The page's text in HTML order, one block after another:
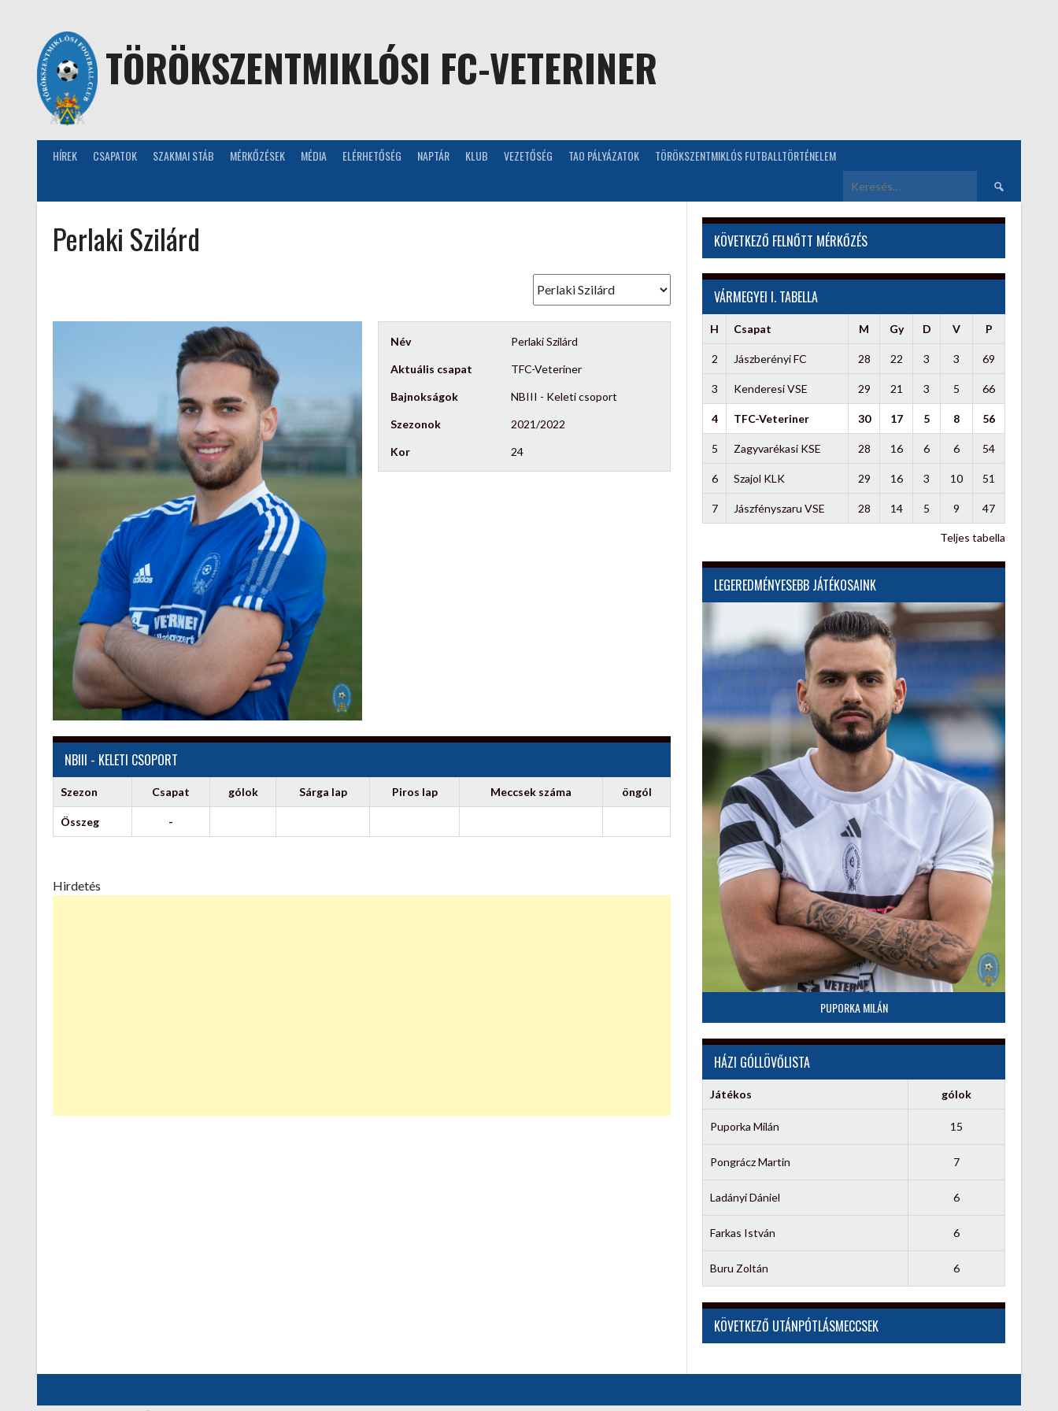
TÖRÖKSZENTMIKLÓSI FC-VETERINER
HÍREK CSAPATOK SZAKMAI STÁB MÉRKŐZÉSEK MÉDIA ELÉRHETŐSÉG NAPTÁR KLUB VEZETŐSÉG TAO PÁLYÁZATOK TÖRÖKSZENTMIKLÓS FUTBALLTÖRTÉNELEM
Keresés:
Perlaki Szilárd
Név Perlaki Szilárd
Aktuális csapat TFC-Veteriner
Bajnokságok NBIII - Keleti csoport
Szezonok 2021/2022
Kor 24
NBIII - KELETI CSOPORT
Szezon Csapat gólok Sárga lap Piros lap Meccsek száma öngól
Összeg -
Hirdetés
KÖVETKEZŐ FELNŐTT MÉRKŐZÉS
VÁRMEGYEI I. TABELLA
H Csapat M Gy D V P
2 Jászberényi FC 28 22 3 3 69
3 Kenderesi VSE 29 21 3 5 66
4 TFC-Veteriner 30 17 5 8 56
5 Zagyvarékasi KSE 28 16 6 6 54
6 Szajol KLK 29 16 3 10 51
7 Jászfényszaru VSE 28 14 5 9 47
Teljes tabella
LEGEREDMÉNYESEBB JÁTÉKOSAINK
PUPORKA MILÁN
HÁZI GÓLLÖVŐLISTA
Játékos gólok
Puporka Milán 15
Pongrácz Martin 7
Ladányi Dániel 6
Farkas István 6
Buru Zoltán 6
KÖVETKEZŐ UTÁNPÓTLÁSMECCSEK